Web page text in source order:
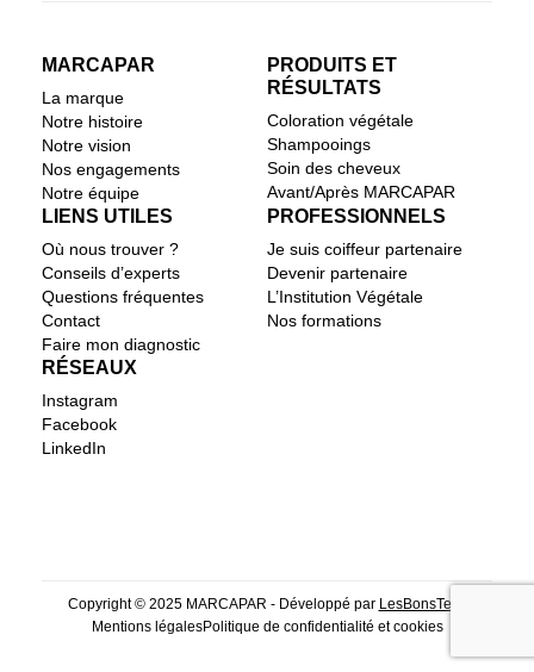
MARCAPAR
La marque
Notre histoire
Notre vision
Nos engagements
Notre équipe
PRODUITS ET
RÉSULTATS
Coloration végétale
Shampooings
Soin des cheveux
Avant/Après MARCAPAR
LIENS UTILES
Où nous trouver ?
Conseils d’experts
Questions fréquentes
Contact
Faire mon diagnostic
PROFESSIONNELS
Je suis coiffeur partenaire
Devenir partenaire
L’Institution Végétale
Nos formations
RÉSEAUX
Instagram
Facebook
LinkedIn
Copyright © 2025 MARCAPAR - Développé par LesBonsTech
Mentions légalesPolitique de confidentialité et cookies